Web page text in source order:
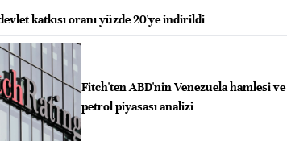
katkısı oranı yüzde 20'ye indirildi
Fitch'ten ABD'nin Venezuela hamlesi ve
petrol piyasası analizi